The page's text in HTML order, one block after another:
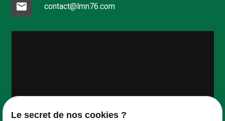
mail contact@lmn76.com
Le secret de nos cookies ?